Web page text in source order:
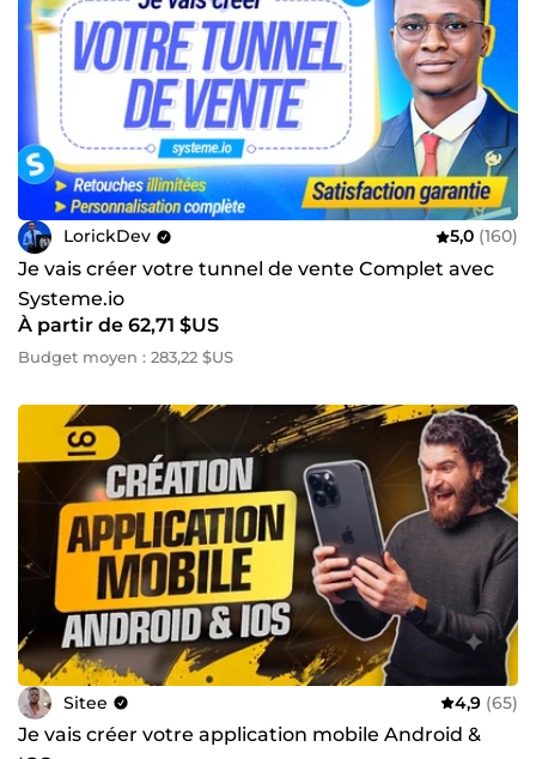
LorickDev 5,0 (160)
Je vais créer votre tunnel de vente Complet avec
Systeme.io
À partir de 62,71 $US
Budget moyen : 283,22 $US
Sitee 4,9 (65)
Je vais créer votre application mobile Android &